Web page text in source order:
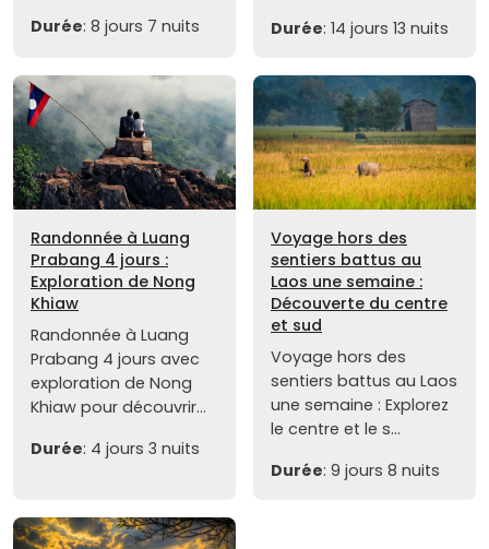
Durée: 8 jours 7 nuits
Durée: 14 jours 13 nuits
Randonnée à Luang
Prabang 4 jours :
Exploration de Nong
Khiaw
Randonnée à Luang
Prabang 4 jours avec
exploration de Nong
Khiaw pour découvrir...
Durée: 4 jours 3 nuits
Voyage hors des
sentiers battus au
Laos une semaine :
Découverte du centre
et sud
Voyage hors des
sentiers battus au Laos
une semaine : Explorez
le centre et le s...
Durée: 9 jours 8 nuits